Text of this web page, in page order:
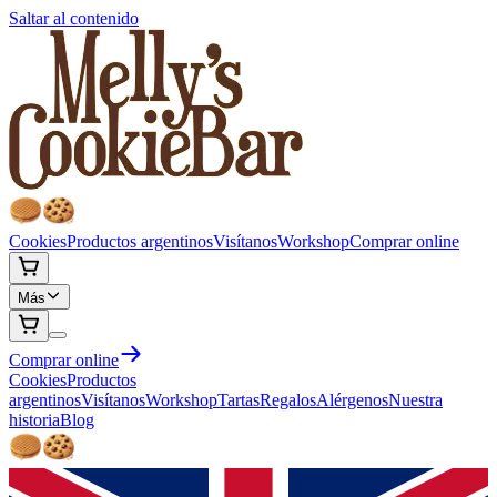
Saltar al contenido
CookiesProductos argentinosVisítanosWorkshopComprar online
Más
Comprar online
CookiesProductos
argentinosVisítanosWorkshopTartasRegalosAlérgenosNuestra
historiaBlog